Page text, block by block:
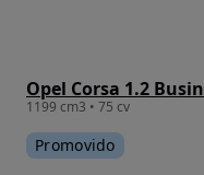
Opel Corsa 1.2
1199 cm3 • 75 cv
Promovido